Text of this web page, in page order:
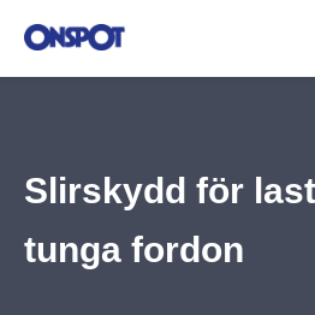
Slirskydd för
tunga fordon
Slirskydd för lastbilar och tunga